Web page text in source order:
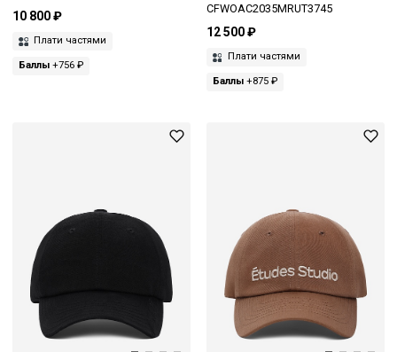
10 800 ₽
Плати частями
Баллы +756 ₽
CFWOAC2035MRUT3745
12 500 ₽
Плати частями
Баллы+875 ₽